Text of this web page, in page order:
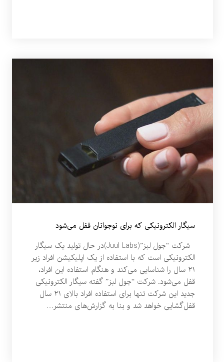
سیگار الکترونیکی که برای نوجوانان قفل می‌شود
شرکت “جول لبز”(Juul Labs)در حال تولید یک سیگار
الکترونیکی است که با استفاده از یک اپلیکیشن افراد زیر
۲۱ سال را شناسایی می‌کند و هنگام استفاده این افراد،
قفل می‌شود. شرکت “جول لبز” گفته سیگار الکترونیکی
جدید این شرکت تنها برای استفاده افراد بالای ۲۱ سال
قفل‌گشایی خواهد شد و بنا به گزارش‌های منتشر…